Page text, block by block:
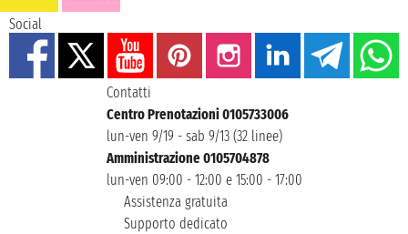
Social
Contatti
Centro Prenotazioni 0105733006
lun-ven 9/19 - sab 9/13 (32 linee)
Amministrazione 0105704878
lun-ven 09:00 - 12:00 e 15:00 - 17:00
Assistenza gratuita
Supporto dedicato